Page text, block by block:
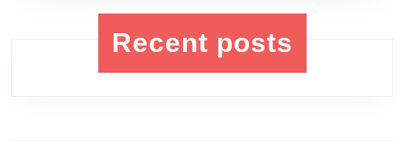
Recent posts